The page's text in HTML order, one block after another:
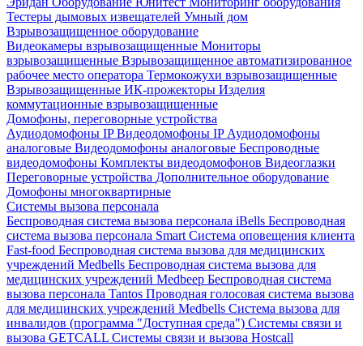
Тестеры дымовых извещателей Умный дом
Взрывозащищенное оборудование
Видеокамеры взрывозащищенные Мониторы
взрывозащищенные Взрывозащищенное автоматизированное
рабочее место оператора Термокожухи взрывозащищенные
Взрывозащищенные ИК-прожекторы Изделия
коммутационные взрывозащищенные
Домофоны, переговорные устройства
Аудиодомофоны IPВидеодомофоны IP Аудиодомофоны
аналоговые Видеодомофоны аналоговые Беспроводные
видеодомофоны Комплекты видеодомофонов Видеоглазки
Переговорные устройства Дополнительное оборудование
Домофоны многоквартирные
Системы вызова персонала
Беспроводная система вызова персонала iBells Беспроводная
система вызова персонала Smart Система оповещения клиента
Fast-food Беспроводная система вызова для медицинских
учреждений Medbells Беспроводная система вызова для
медицинских учреждений Medbeep Беспроводная система
вызова персонала Tantos Проводная голосовая система вызова
для медицинских учреждений Medbells Система вызова для
инвалидов (программа "Доступная среда") Системы связи и
вызова GETCALL Системы связи и вызова Hostcall